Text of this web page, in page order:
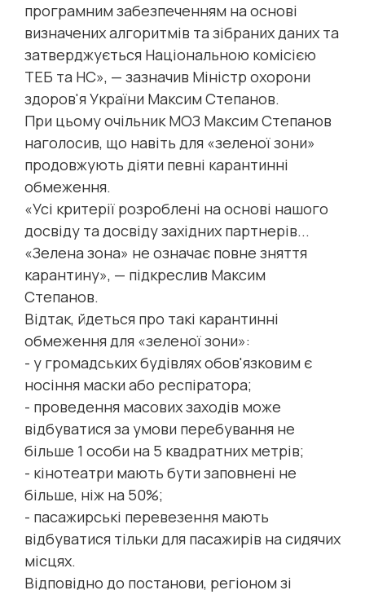
програмним забезпеченням на основі
визначених алгоритмів та зібраних даних та
затверджується Національною комісією
ТЕБ та НС», — зазначив Міністр охорони
здоров'я України Максим Степанов.
При цьому очільник МОЗ Максим Степанов
наголосив, що навіть для «зеленої зони»
продовжують діяти певні карантинні
обмеження.
«Усі критерії розроблені на основі нашого
досвіду та досвіду західних партнерів...
«Зелена зона» не означає повне зняття
карантину», — підкреслив Максим
Степанов.
Відтак, йдеться про такі карантинні
обмеження для «зеленої зони»:
- у громадських будівлях обов'язковим є
носіння маски або респіратора;
- проведення масових заходів може
відбуватися за умови перебування не
більше 1 особи на 5 квадратних метрів;
- кінотеатри мають бути заповнені не
більше, ніж на 50%;
- пасажирські перевезення мають
відбуватися тільки для пасажирів на сидячих
місцях.
Відповідно до постанови, регіоном зі